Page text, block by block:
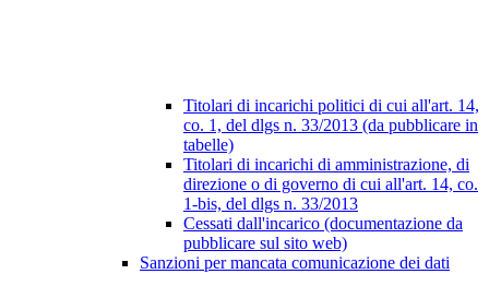
Titolari di incarichi politici di cui all'art. 14,
co. 1, del dlgs n. 33/2013 (da pubblicare in
tabelle)
Titolari di incarichi di amministrazione, di
direzione o di governo di cui all'art. 14, co.
1-bis, del dlgs n. 33/2013
Cessati dall'incarico (documentazione da
pubblicare sul sito web)
Sanzioni per mancata comunicazione dei dati